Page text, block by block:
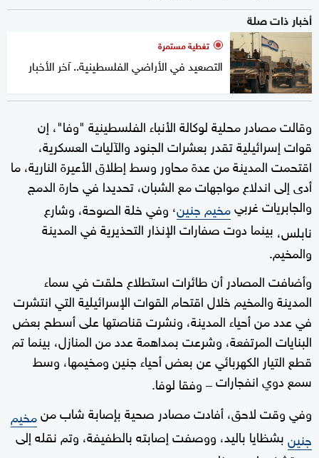
أخبار ذات صلة
تغطية مستمرة
التصعيد في الأراضي الفلسطينية.. آخر الأخبار
وقالت مصادر محلية لوكالة الأنباء الفلسطينية "وفا"، إن
قوات إسرائيلية تقدر بعشرات الجنود والآليات العسكرية،
اقتحمت المدينة من عدة محاور وسط إطلاق الأعيرة النارية، ما
أدى إلى اندلاع مواجهات مع الشبان، تحديدا في حارة الدمج
والجابريات غربيمخيم جنين، وفي خلة الصوحة، وشارع
نابلس، بينما دوت صفارات الإنذار التحذيرية في المدينة
والمخيم.
وأضافت المصادر أن طائرات استطلاع حلقت في سماء
المدينة والمخيم خلال اقتحام القوات الإسرائيلية التي انتشرت
في عدد من أحياء المدينة، ونشرت قناصتها على أسطح بعض
البنايات المرتفعة، وشرعت بمداهمة عدد من المنازل، بينما تم
قطع التيار الكهربائي عن بعض أحياء جنين ومخيمها، وسط
سمع دوي انفجارات– وفقا لوفا.
وفي وقت لاحق، أفادت مصادر صحية بإصابة شاب منمخيم
جنينبشظايا باليد، ووصفت إصابته بالطفيفة، وتم نقله إلى